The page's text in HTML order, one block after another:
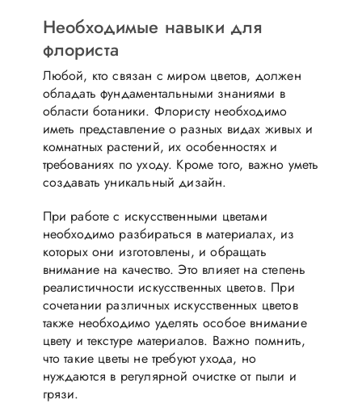
Необходимые навыки для
флориста
Любой, кто связан с миром цветов, должен
обладать фундаментальными знаниями в
области ботаники. Флористу необходимо
иметь представление о разных видах живых и
комнатных растений, их особенностях и
требованиях по уходу. Кроме того, важно уметь
создавать уникальный дизайн.
При работе с искусственными цветами
необходимо разбираться в материалах, из
которых они изготовлены, и обращать
внимание на качество. Это влияет на степень
реалистичности искусственных цветов. При
сочетании различных искусственных цветов
также необходимо уделять особое внимание
цвету и текстуре материалов. Важно помнить,
что такие цветы не требуют ухода, но
нуждаются в регулярной очистке от пыли и
грязи.